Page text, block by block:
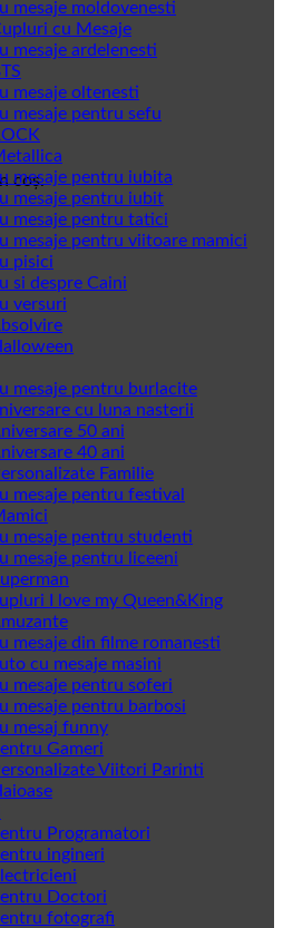
coș.
mesaje moldovenesti
cu Mesaje
mesaje ardelenesti
mesaje oltenesti
mesaje pentru sefu
mesaje pentru iubita
mesaje pentru iubit
mesaje pentru tatici
mesaje pentru viitoare mamici
pisici
si despre Caini
versuri
mesaje pentru burlacite
cu luna nasterii
50 ani
40 ani
Familie
mesaje pentru festival
mesaje pentru studenti
mesaje pentru liceeni
I love my Queen&King
mesaje din filme romanesti
cu mesaje masini
mesaje pentru soferi
mesaje pentru barbosi
mesaj funny
Gameri
Viitori Parinti
Programatori
ingineri
Doctori
fotografi